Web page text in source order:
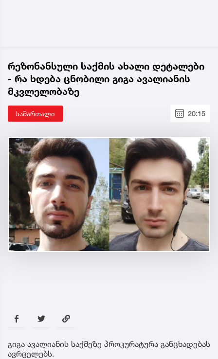
რეზონანსული საქმის ახალი დეტალები
- რა ხდება ცნობილი გიგა ავალიანის
მკვლელობაზე
სამართალი 20:15
გიგა ავალიანის საქმეზე პროკურატურა განცხადებას
ავრცელებს.